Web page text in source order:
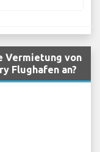
Vermietung von
Flughafen an?